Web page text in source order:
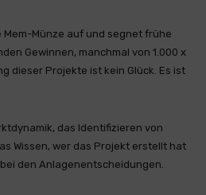
Münze auf und segnet frühe
Gewinnen, manchmal von 1.000 x
dieser Projekte ist kein Glück. Es ist
das Identifizieren von
Wissen, wer das Projekt erstellt hat
den Anlagenentscheidungen.